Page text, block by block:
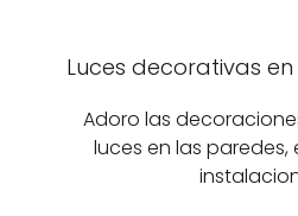
Luces decorativas
Adoro las
luces en las